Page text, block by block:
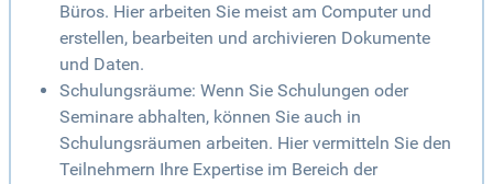
Büros. Hier arbeiten Sie meist am Computer und
erstellen, bearbeiten und archivieren Dokumente
und Daten.
Schulungsräume: Wenn Sie Schulungen oder
Seminare abhalten, können Sie auch in
Schulungsräumen arbeiten. Hier vermitteln Sie den
Teilnehmern Ihre Expertise im Bereich der